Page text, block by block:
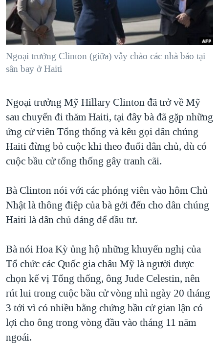
"Tìm"NGƯỜI VIỆT HẢI NGOẠI
ĐỜI SỐNG
KINH TẾ
KHOA HỌC
VĂN HOÁ
THỂ THAO
GIÁO DỤC
TẠI
HÀNH TRÌNH BẦU CỬ 2024
MỘT NĂM CHIẾN TRANH TẠI DẢI GAZA
GIẢI MÃ VÀNH ĐAI & CON ĐƯỜNG
NGÀY TỊ NẠN THẾ GIỚI
GROUND ZERO – XƯA VÀ NAY
CHI PHÍ CHIẾN TRANH AFGHANISTAN
CÁC GIÁ TRỊ CỘNG HÒA Ở VIỆT NAM
THƯỢNG ĐỈNH TRUMP-KIM TẠI VIỆT NAM
NGƯ DÂN VIỆT VÀ LÀN SÓNG TRỘM HẢI SÂM
BÊN KIA QUỐC LỘ: TIẾNG VỌNG TỪ NÔNG THÔN MỸ
VIDEO
NGHE
MẠNG XÃ HỘI
Ngôn ngữ khác
Ngoại trưởng Clinton (giữa) vẫy chào các nhà báo tại
sân bay ở Haiti
Ngoại trưởng Mỹ Hillary Clinton đã trở về Mỹ
sau chuyến đi thăm Haiti, tại đây bà đã gặp những
ứng cử viên Tổng thống và kêu gọi dân chúng
Haiti đừng bỏ cuộc khi theo đuổi dân chủ, dù có
cuộc bầu cử tổng thống gây tranh cãi.
Bà Clinton nói với các phóng viên vào hôm Chủ
Nhật là thông điệp của bà gởi đến cho dân chúng
Haiti là dân chủ đáng để đầu tư.
Bà nói Hoa Kỳ ủng hộ những khuyến nghị của
Tổ chức các Quốc gia châu Mỹ là người được
chọn kế vị Tổng thống, ông Jude Celestin, nên
rút lui trong cuộc bầu cử vòng nhì ngày 20 tháng
3 tới vì có nhiều bằng chứng bầu cử gian lận có
lợi cho ông trong vòng đầu vào tháng 11 năm
ngoái.